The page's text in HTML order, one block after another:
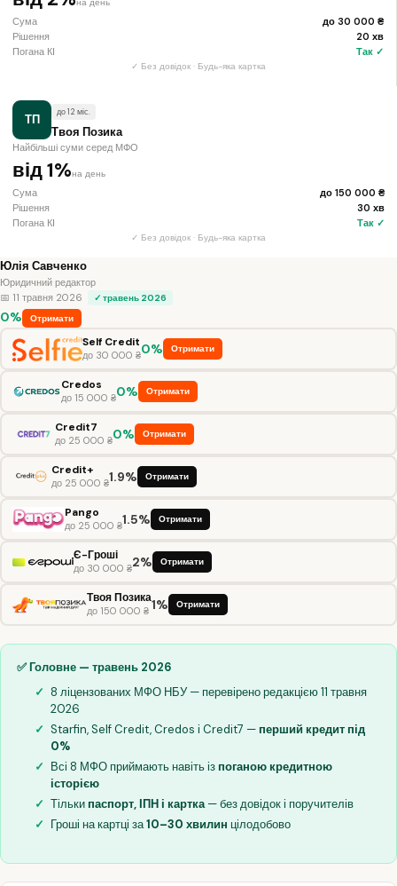
Сума
до 30 000 ₴
Рішення
20 хв
Погана КІ
Так ✓
✓ Без довідок · Будь-яка картка
ТП до 12 міс.
Твоя Позика
Найбільші суми серед МФО
від 1%на день
Сума
до 150 000 ₴
Рішення
30 хв
Погана КІ
Так ✓
✓ Без довідок · Будь-яка картка
Юлія Савченко
Юридичний редактор
📅 11 травня 2026
✓ травень 2026
0% Отримати
Self Credit
до 30 000 ₴0% Отримати
Credos
до 15 000 ₴0% Отримати
Credit7
до 25 000 ₴0% Отримати
Credit+
до 25 000 ₴1.9% Отримати
Pango
до 25 000 ₴1.5% Отримати
Є-Гроші
до 30 000 ₴2% Отримати
Твоя Позика
до 150 000 ₴ 1% Отримати
✅ Головне — травень 2026
8 ліцензованих МФО НБУ — перевірено редакцією 11 травня
2026
Starfin, Self Credit, Credos і Credit7 — перший кредит під
0%
Всі 8 МФО приймають навіть із поганою кредитною
історією
Тільки паспорт, ІПН і картка— без довідок і поручителів
Гроші на картці за10–30 хвилин цілодобово